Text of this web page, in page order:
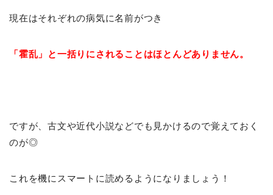
現在はそれぞれの病気に名前がつき
「霍乱」と一括りにされることはほとんどありません。
ですが、古文や近代小説などでも見かけるので覚えておく
のが◎
これを機にスマートに読めるようになりましょう！